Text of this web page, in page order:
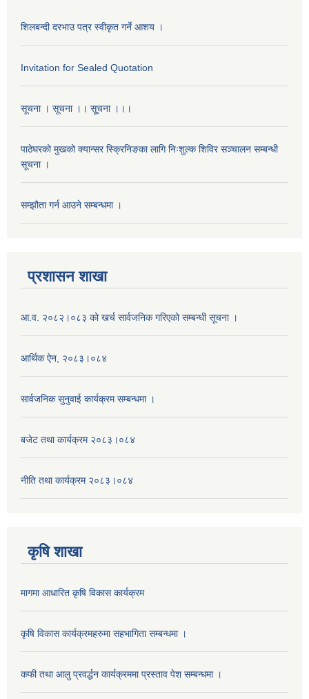
शिलबन्दी दरभाउ पत्र स्वीकृत गर्ने आशय ।
Invitation for Sealed Quotation
सूचना । सूचना ।। सूूचना ।।।
पाठेघरको मुखको क्यान्सर स्क्रिनिङका लागि निःशुल्क शिविर सञ्चालन सम्बन्धी
सूचना ।
सम्झौता गर्न आउने सम्बन्धमा ।
प्रशासन शाखा
आ.व. २०८२।०८३ को खर्च सार्वजनिक गरिएको सम्बन्धी सूचना ।
आर्थिक ऐन, २०८३।०८४
सार्वजनिक सुनुवाई कार्यक्रम सम्बन्धमा ।
बजेट तथा कार्यक्रम २०८३।०८४
नीति तथा कार्यक्रम २०८३।०८४
कृषि शाखा
मागमा आधारित कृषि विकास कार्यक्रम
कृषि विकास कार्यक्रमहरुमा सहभागिता सम्बन्धमा ।
कफी तथा आलु प्रवर्द्धन कार्यक्रममा प्रस्ताव पेश सम्बन्धमा ।